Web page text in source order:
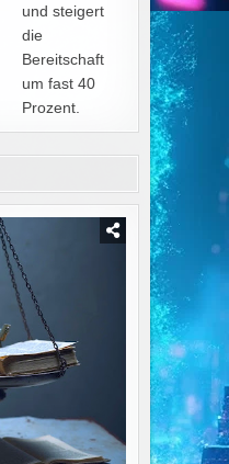
und steigert
die
Bereitschaft
um fast 40
Prozent.